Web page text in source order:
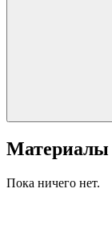
Материалы
Пока ничего нет.